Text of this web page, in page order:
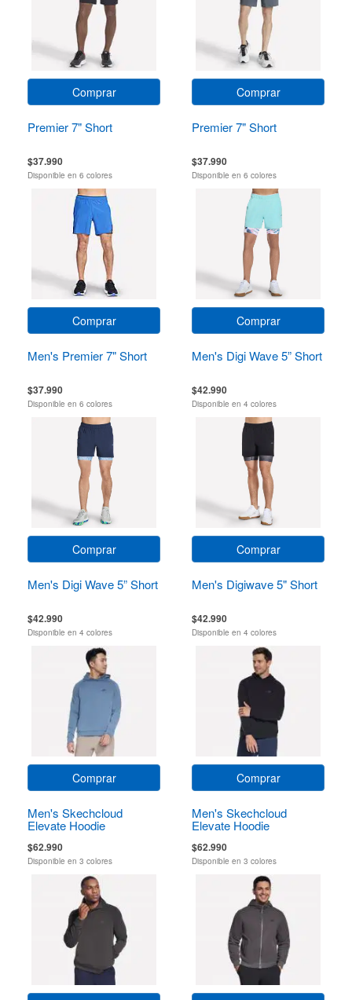
Comprar
Premier 7" Short
$37.990
Disponible en 6 colores
Comprar
Premier 7" Short
$37.990
Disponible en 6 colores
Comprar
Men's Premier 7" Short
$37.990
Disponible en 6 colores
Comprar
Men's Digi Wave 5” Short
$42.990
Disponible en 4 colores
Comprar
Men's Digi Wave 5” Short
$42.990
Disponible en 4 colores
Comprar
Men's Digiwave 5" Short
$42.990
Disponible en 4 colores
Comprar
Men's Skechcloud
Elevate Hoodie
$62.990
Disponible en 3 colores
Comprar
Men's Skechcloud
Elevate Hoodie
$62.990
Disponible en 3 colores